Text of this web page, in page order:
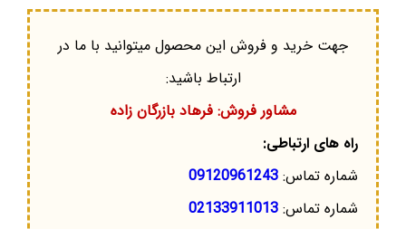
جهت خرید و فروش این محصول میتوانید با ما در
ارتباط باشید:
مشاور فروش: فرهاد بازرگان زاده
راه های ارتباطی:
شماره تماس: 09120961243
شماره تماس: 02133911013